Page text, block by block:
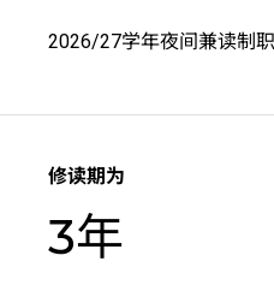
2026/27学年夜间兼读制
修读期为
3年